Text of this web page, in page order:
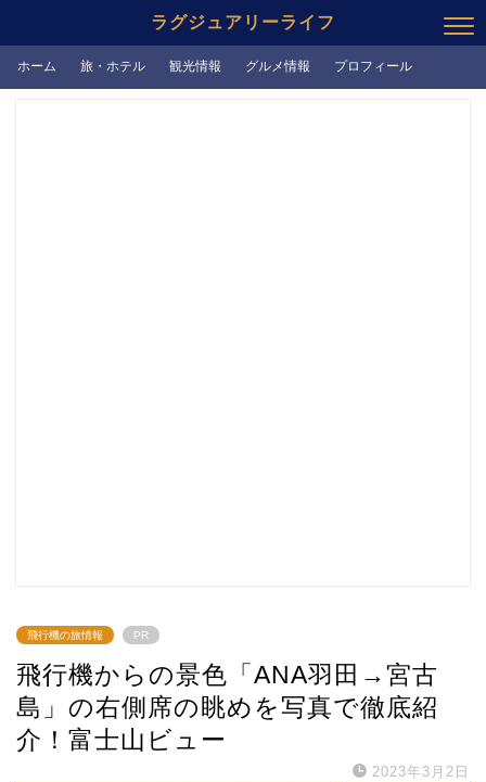
ラグジュアリーライフ
ホーム 旅・ホテル 観光情報 グルメ情報 プロフィール
飛行機の旅情報 PR
飛行機からの景色「ANA羽田→宮古
島」の右側席の眺めを写真で徹底紹
介！富士山ビュー
2023年3月2日